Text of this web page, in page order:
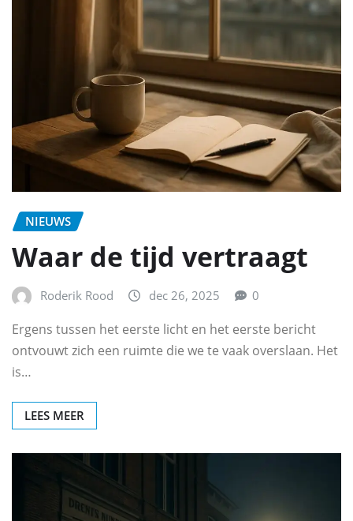
NIEUWS
Waar de tijd vertraagt
Roderik Rood dec 26, 2025 0
Ergens tussen het eerste licht en het eerste bericht
ontvouwt zich een ruimte die we te vaak overslaan. Het
is…
LEES MEER